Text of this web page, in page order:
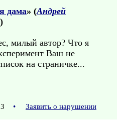
дама» (Андрей
)
милый автор? Что я
Ваш не
на страничке...
• Заявить о нарушении